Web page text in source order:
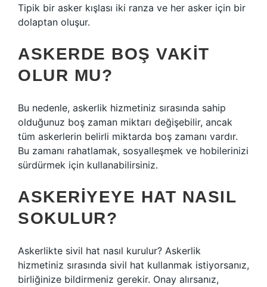
Tipik bir asker kışlası iki ranza ve her asker için bir
dolaptan oluşur.
ASKERDE BOŞ VAKIT
OLUR MU?
Bu nedenle, askerlik hizmetiniz sırasında sahip
olduğunuz boş zaman miktarı değişebilir, ancak
tüm askerlerin belirli miktarda boş zamanı vardır.
Bu zamanı rahatlamak, sosyalleşmek ve hobilerinizi
sürdürmek için kullanabilirsiniz.
ASKERIYEYE HAT NASIL
SOKULUR?
Askerlikte sivil hat nasıl kurulur? Askerlik
hizmetiniz sırasında sivil hat kullanmak istiyorsanız,
birliğinize bildirmeniz gerekir. Onay alırsanız,